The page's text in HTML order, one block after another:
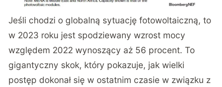
Jeśli chodzi o globalną sytuację fotowoltaiczną, to
w 2023 roku jest spodziewany wzrost mocy
względem 2022 wynoszący aż 56 procent. To
gigantyczny skok, który pokazuje, jak wielki
postęp dokonał się w ostatnim czasie w związku z